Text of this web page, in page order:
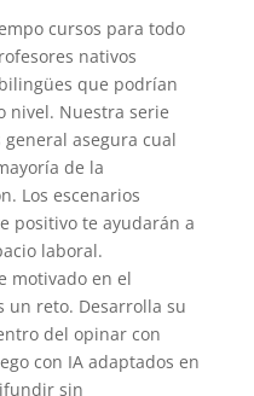
cursos para todo
nativos
que podrían
nivel. Nuestra serie
asegura cual
de la
Los escenarios
positivo te ayudarán a
laboral.
motivado en el
reto. Desarrolla su
del opinar con
con IA adaptados en
sin